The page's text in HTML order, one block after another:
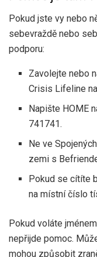
Pokud jste vy nebo
sebevraždě nebo
podporu:
Zavolejte nebo
Crisis Lifeline
Napište HOME
741741.
Ne ve
zemi s
Pokud se cítíte
na místní číslo
Pokud voláte
nepřijde pomoc.
mohou způsobit